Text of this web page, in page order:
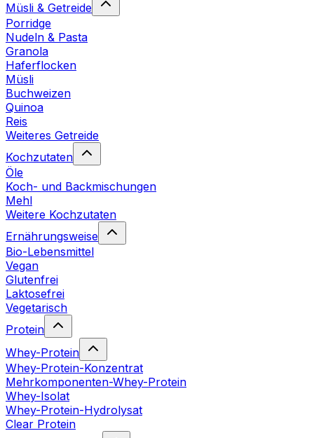
Müsli & Getreide
Porridge
Nudeln & Pasta
Granola
Haferflocken
Müsli
Buchweizen
Quinoa
Reis
Weiteres Getreide
Kochzutaten
Öle
Koch- und Backmischungen
Mehl
Weitere Kochzutaten
Ernährungsweise
Bio-Lebensmittel
Vegan
Glutenfrei
Laktosefrei
Vegetarisch
Protein
Whey-Protein
Whey-Protein-Konzentrat
Mehrkomponenten-Whey-Protein
Whey-Isolat
Whey-Protein-Hydrolysat
Clear Protein